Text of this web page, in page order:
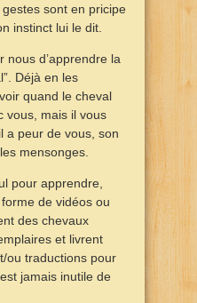
sont en pricipe
instinct lui le dit.
nous d’apprendre la
Déjà en les
quand le cheval
vous, mais il vous
a peur de vous, son
mensonges.
pour apprendre,
de vidéos ou
des chevaux
et livrent
ou traductions pour
jamais inutile de